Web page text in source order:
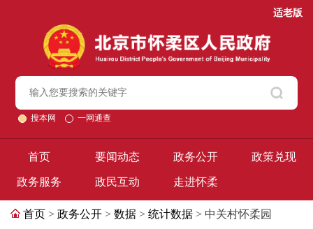
适老版
搜本网 一网通查
首页 要闻动态 政务公开 政策兑现
政务服务 政民互动 走进怀柔
首页 > 政务公开 > 数据 > 统计数据 > 中关村怀柔园